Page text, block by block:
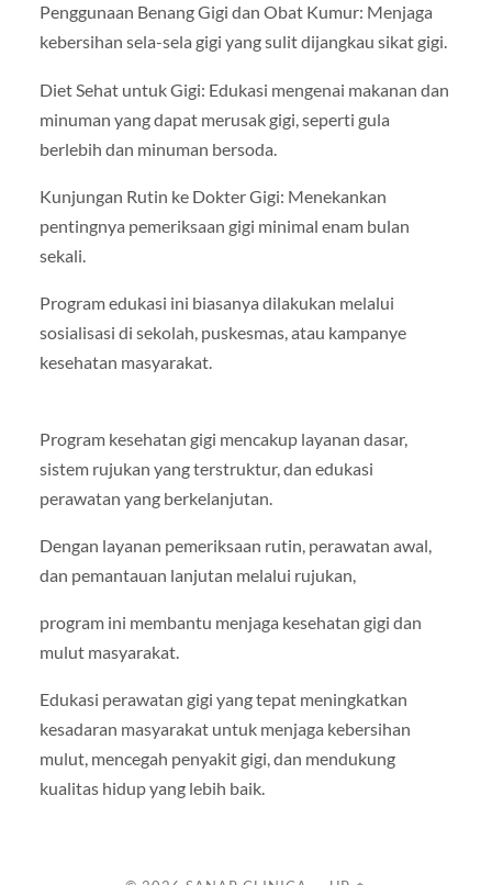
Penggunaan Benang Gigi dan Obat Kumur: Menjaga
kebersihan sela-sela gigi yang sulit dijangkau sikat gigi.
Diet Sehat untuk Gigi: Edukasi mengenai makanan dan
minuman yang dapat merusak gigi, seperti gula
berlebih dan minuman bersoda.
Kunjungan Rutin ke Dokter Gigi: Menekankan
pentingnya pemeriksaan gigi minimal enam bulan
sekali.
Program edukasi ini biasanya dilakukan melalui
sosialisasi di sekolah, puskesmas, atau kampanye
kesehatan masyarakat.
Program kesehatan gigi mencakup layanan dasar,
sistem rujukan yang terstruktur, dan edukasi
perawatan yang berkelanjutan.
Dengan layanan pemeriksaan rutin, perawatan awal,
dan pemantauan lanjutan melalui rujukan,
program ini membantu menjaga kesehatan gigi dan
mulut masyarakat.
Edukasi perawatan gigi yang tepat meningkatkan
kesadaran masyarakat untuk menjaga kebersihan
mulut, mencegah penyakit gigi, dan mendukung
kualitas hidup yang lebih baik.